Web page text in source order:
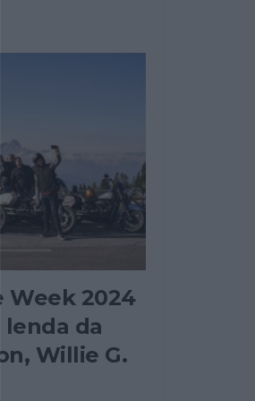
Week 2024
lenda da
Willie G.